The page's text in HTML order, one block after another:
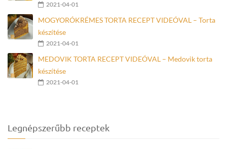
2021-04-01
MOGYORÓKRÉMES TORTA RECEPT VIDEÓVAL – Torta
készítése
2021-04-01
MEDOVIK TORTA RECEPT VIDEÓVAL – Medovik torta
készítése
2021-04-01
Legnépszerűbb receptek